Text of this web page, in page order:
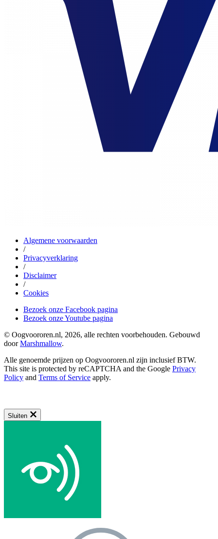
Algemene voorwaarden
/
Privacyverklaring
/
Disclaimer
/
Cookies
Bezoek onze Facebook pagina
Bezoek onze Youtube pagina
© Oogvoororen.nl, 2026, alle rechten voorbehouden. Gebouwd
doorMarshmallow.
Alle genoemde prijzen op Oogvoororen.nl zijn inclusief BTW.
This site is protected by reCAPTCHA and the Google Privacy
Policy and Terms of Service apply.
Sluiten